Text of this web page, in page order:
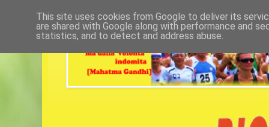
This site uses cookies from Google to deliver its
are shared with Google along with performance and
statistics, and to detect and address abuse.